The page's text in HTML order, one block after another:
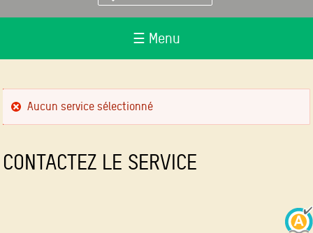
☰ Menu
MESSAGE
Aucun service sélectionné
CONTACTEZ LE SERVICE